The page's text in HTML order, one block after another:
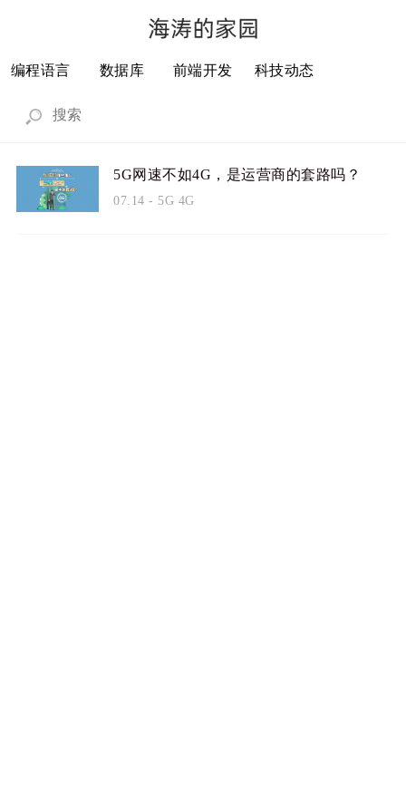
编程语言 数据库 前端开发 科技动态
5G网速不如4G，是运营商的套路吗？
07.14- 5G 4G